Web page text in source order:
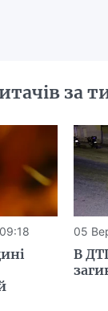
за
05
В